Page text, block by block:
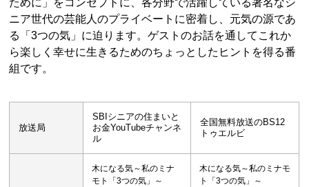
ために」をコンセプトに、各分野で活躍している著名なシ
ニア世代の芸能人のプライベートに密着し、元気の源であ
る「3つの気」に迫ります。ゲストのお話を通してこれか
ら楽しく幸せに生きるためのちょっとしたヒントを得る番
組です。
放送局
SBIシニアの住まいと
お金YouTubeチャンネ
ル
全国無料放送のBS12
トゥエルビ
木になる気～私のミナ
モト「3つの気」～
木になる気～私のミナモ
ト「3つの気」～